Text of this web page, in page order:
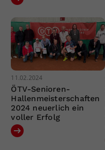
11.02.2024
ÖTV-Senioren-
Hallenmeisterschaften
2024 neuerlich ein
voller Erfolg